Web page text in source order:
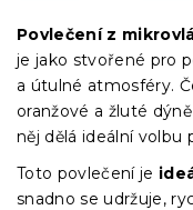
Povlečení z
je jako stvořené pro
a útulné atmosféry.
oranžové a žluté
něj dělá ideální volbu
Toto povlečení je
snadno se udržuje,